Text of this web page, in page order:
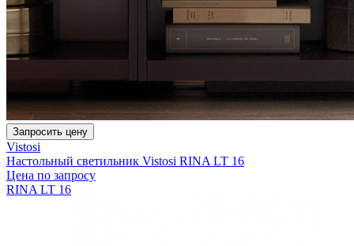
Запросить цену
Vistosi
Настольный светильник Vistosi RINA LT 16
Цена по запросу
RINA LT 16